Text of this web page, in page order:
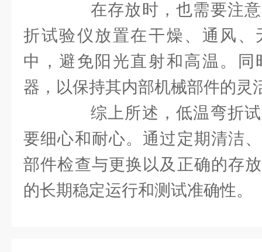
在存放时，也需要注意
折试验仪放置在干燥、通风、
中，避免阳光直射和高温。
器，以保持其内部机械部件的灵
综上所述，低温弯折试
要细心和耐心。通过定期清洁
部件检查与更换以及正确的存
的长期稳定运行和测试准确性。